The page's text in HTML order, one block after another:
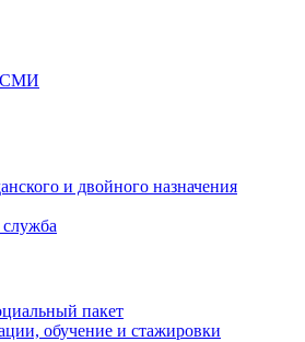
СМИ
и двойного назначения
пакет
обучение и стажировки